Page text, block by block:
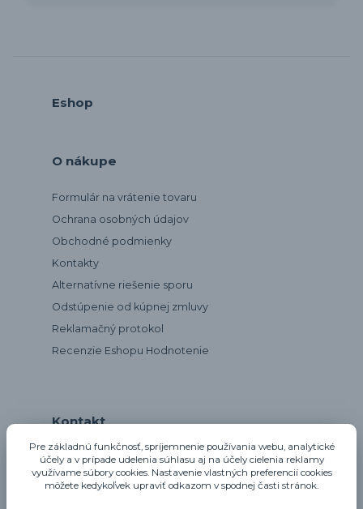
Eshop
O nákupe
Formulár na vrátenie tovaru
Ochrana osobných údajov
Obchodné podmienky
Kontakty
Alternatívne riešenie sporu
Odstúpenie od kúpnej zmluvy
Reklamačný protokol
Recenzie Eshopu Hodnotenie
Kontakt
notta@notta.sk
Pre základnú funkčnosť, spríjemnenie používania webu, analytické
účely a v prípade udelenia súhlasu aj na účely cielenia reklamy
využívame súbory cookies. Nastavenie vlastných preferencií cookies
môžete kedykoľvek upraviť odkazom v spodnej časti stránok.